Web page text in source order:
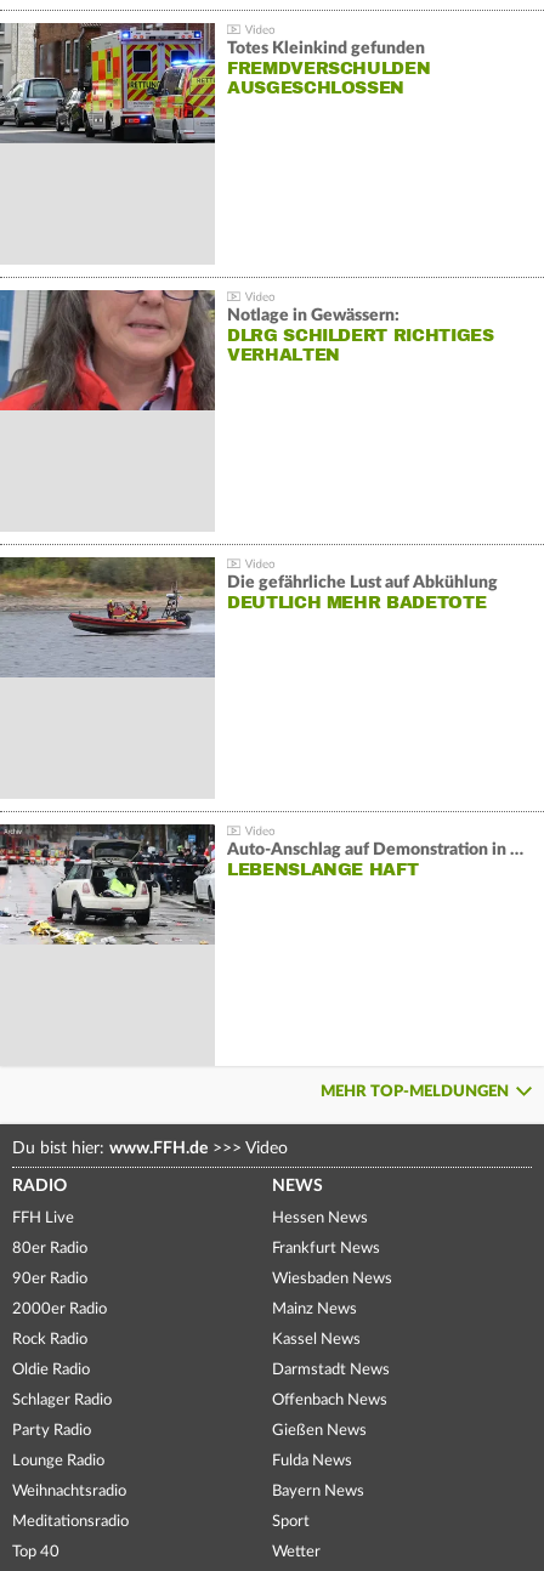
Totes Kleinkind gefunden
FREMDVERSCHULDEN
AUSGESCHLOSSEN
Notlage in Gewässern:
DLRG SCHILDERT RICHTIGES
VERHALTEN
Die gefährliche Lust auf Abkühlung
DEUTLICH MEHR BADETOTE
Auto-Anschlag auf Demonstration in München:
LEBENSLANGE HAFT
MEHR TOP-MELDUNGEN
Du bist hier: www.FFH.de >>> Video
RADIO
FFH Live
80er Radio
90er Radio
2000er Radio
Rock Radio
Oldie Radio
Schlager Radio
Party Radio
Lounge Radio
Weihnachtsradio
Meditationsradio
Top 40
NEWS
Hessen News
Frankfurt News
Wiesbaden News
Mainz News
Kassel News
Darmstadt News
Offenbach News
Gießen News
Fulda News
Bayern News
Sport
Wetter